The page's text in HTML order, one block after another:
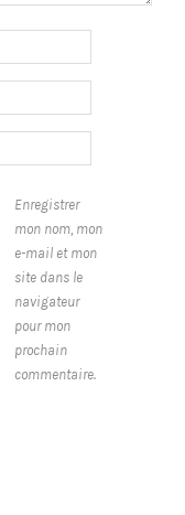
Enregistrer
mon nom, mon
e-mail et mon
site dans le
navigateur
pour mon
prochain
commentaire.